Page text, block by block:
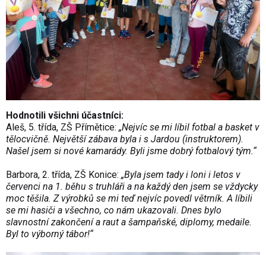
Hodnotili všichni účastníci:
Aleš, 5. třída, ZŠ Přímětice: „Nejvíc se mi líbil fotbal a basket v
tělocvičně. Největší zábava byla i s Jardou (instruktorem).
Našel jsem si nové kamarády. Byli jsme dobrý fotbalový tým.“
Barbora, 2. třída, ZŠ Konice: „Byla jsem tady i loni i letos v
červenci na 1. běhu s truhláři a na každý den jsem se vždycky
moc těšila. Z výrobků se mi teď nejvíc povedl větrník. A líbili
se mi hasiči a všechno, co nám ukazovali. Dnes bylo
slavnostní zakončení a raut a šampaňské, diplomy, medaile.
Byl to výborný tábor!“